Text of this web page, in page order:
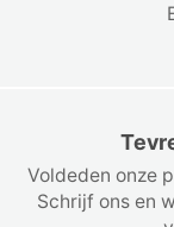
Voldeden onze
Schrijf ons en